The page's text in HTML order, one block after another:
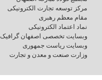
مرکز توسعه تجارت الکترونیکی
مقام معظم رهبری
نماد اعتماد الکترونیکی
وبسایت تخصصی اصفهان گرافیک
وبسایت ریاست جمهوری
وزارت صنعت و معدن و تجارت